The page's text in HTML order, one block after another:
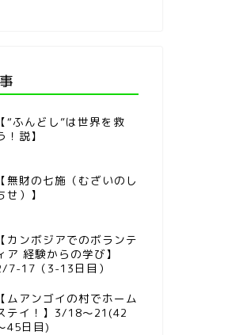
【“ふんどし”は世界を救
！説】
【無財の七施（むざいのし
せ）】
【カンボジアでのボランテ
ア 経験からの学び】
7-17（3-13日目）
【ムアンゴイの村でホーム
テイ！】3/18～21(42
45日目)